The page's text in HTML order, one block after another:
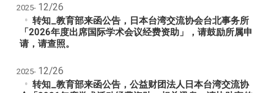
2025- 12/26
转知_教育部来函公告，日本台湾交流协会台北事务所
「2026年度出席国际学术会议经费资助」，请鼓励所属申
请，请查照。
2025- 12/26
转知_教育部来函公告，公益财团法人日本台湾交流协